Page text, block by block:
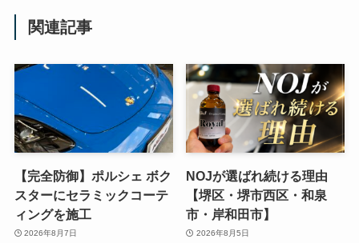
関連記事
【完全防御】ポルシェ ボク
スターにセラミックコーテ
ィングを施工
2026年8月7日
NOJが選ばれ続ける理由
【堺区・堺市西区・和泉
市・岸和田市】
2026年8月5日